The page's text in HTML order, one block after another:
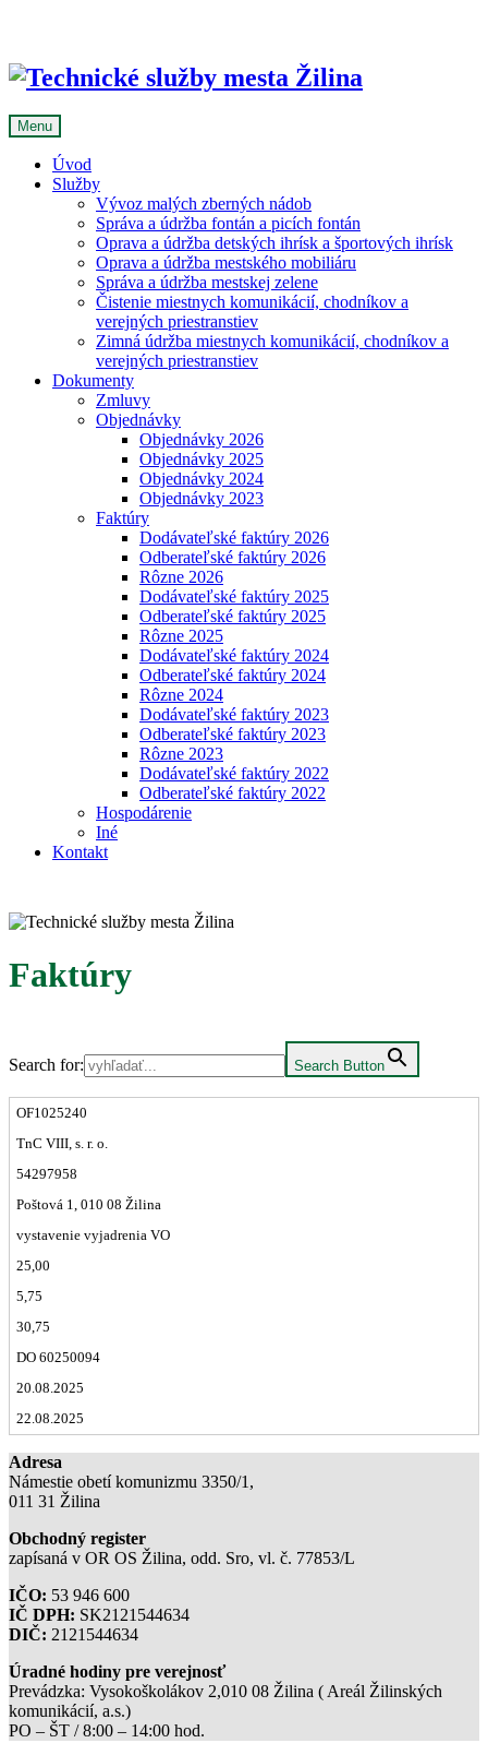
Menu
Úvod
Služby
Vývoz malých zberných nádob
Správa a údržba fontán a picích fontán
Oprava a údržba detských ihrísk a športových ihrísk
Oprava a údržba mestského mobiliáru
Správa a údržba mestskej zelene
Čistenie miestnych komunikácií, chodníkov a
verejných priestranstiev
Zimná údržba miestnych komunikácií, chodníkov a
verejných priestranstiev
Dokumenty
Zmluvy
Objednávky
Objednávky 2026
Objednávky 2025
Objednávky 2024
Objednávky 2023
Faktúry
Dodávateľské faktúry 2026
Odberateľské faktúry 2026
Rôzne 2026
Dodávateľské faktúry 2025
Odberateľské faktúry 2025
Rôzne 2025
Dodávateľské faktúry 2024
Odberateľské faktúry 2024
Rôzne 2024
Dodávateľské faktúry 2023
Odberateľské faktúry 2023
Rôzne 2023
Dodávateľské faktúry 2022
Odberateľské faktúry 2022
Hospodárenie
Iné
Kontakt
Faktúry
Search for: Search Button
OF1025240
TnC VIII, s. r. o.
54297958
Poštová 1, 010 08 Žilina
vystavenie vyjadrenia VO
25,00
5,75
30,75
DO 60250094
20.08.2025
22.08.2025
Adresa
Námestie obetí komunizmu 3350/1,
011 31 Žilina
Obchodný register
zapísaná v OR OS Žilina, odd. Sro, vl. č. 77853/L
IČO: 53 946 600
IČ DPH: SK2121544634
DIČ: 2121544634
Úradné hodiny pre verejnosť
Prevádzka: Vysokoškolákov 2,010 08 Žilina ( Areál Žilinských
komunikácií, a.s.)
PO – ŠT / 8:00 – 14:00 hod.